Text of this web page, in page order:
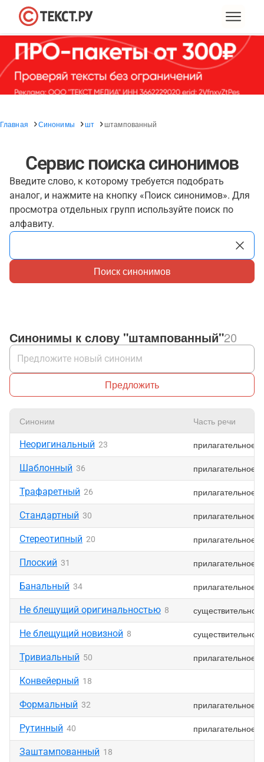
Главная Синонимы шт штампованный
Сервис поиска синонимов
Введите слово, к которому требуется подобрать
аналог, и нажмите на кнопку «Поиск синонимов». Для
просмотра отдельных групп используйте поиск по
алфавиту.
Поиск синонимов
Синонимы к слову "штампованный"20
Предложить
Синоним Часть речи
Неоригинальный 23 прилагательное
Шаблонный 36 прилагательное
Трафаретный 26 прилагательное
Стандартный 30 прилагательное
Стереотипный 20 прилагательное
Плоский 31 прилагательное
Банальный 34 прилагательное
Не блещущий оригинальностью 8 существительное
Не блещущий новизной 8 существительное
Тривиальный 50 прилагательное
Конвейерный 18
Формальный 32 прилагательное
Рутинный 40 прилагательное
Заштампованный 18